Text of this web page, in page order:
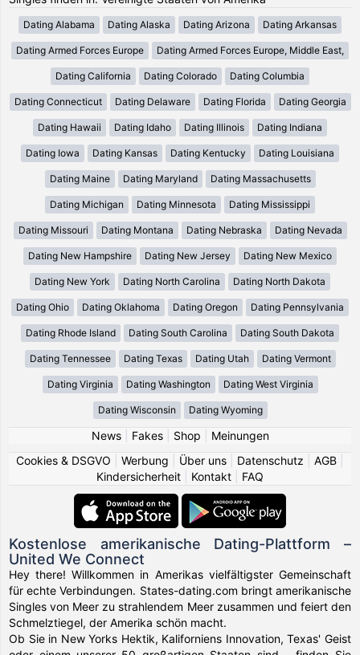
Dating Alabama Dating Alaska Dating Arizona Dating Arkansas
Dating Armed Forces Europe Dating Armed Forces Europe, Middle East,
Dating California Dating Colorado Dating Columbia
Dating Connecticut Dating Delaware Dating Florida Dating Georgia
Dating Hawaii Dating Idaho Dating Illinois Dating Indiana
Dating Iowa Dating Kansas Dating Kentucky Dating Louisiana
Dating Maine Dating Maryland Dating Massachusetts
Dating Michigan Dating Minnesota Dating Mississippi
Dating Missouri Dating Montana Dating Nebraska Dating Nevada
Dating New Hampshire Dating New Jersey Dating New Mexico
Dating New York Dating North Carolina Dating North Dakota
Dating Ohio Dating Oklahoma Dating Oregon Dating Pennsylvania
Dating Rhode Island Dating South Carolina Dating South Dakota
Dating Tennessee Dating Texas Dating Utah Dating Vermont
Dating Virginia Dating Washington Dating West Virginia
Dating Wisconsin Dating Wyoming
News| Fakes| Shop
Meinungen
Cookies & DSGVO
Werbung Über uns Datenschutz AGB
Kindersicherheit
Kontakt FAQ
Kostenlose amerikanische Dating-Plattform –
United We Connect
Hey there! Willkommen in Amerikas vielfältigster Gemeinschaft
für echte Verbindungen. States-dating.com bringt amerikanische
Singles von Meer zu strahlendem Meer zusammen und feiert den
Schmelztiegel, der Amerika schön macht.
Ob Sie in New Yorks Hektik, Kaliforniens Innovation, Texas' Geist